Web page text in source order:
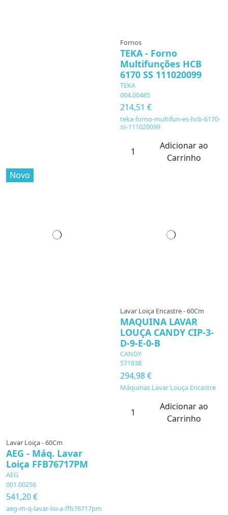
Fornos
TEKA - Forno
Multifunções HCB
6170 SS 111020099
TEKA
004.00485
214,51 €
teka-forno-multifun-es-hcb-6170-
ss-111020099
Adicionar ao
Carrinho
Novo
Lavar Loiça - 60Cm
AEG - Máq. Lavar
Loiça FFB76717PM
AEG
001.00256
541,20 €
aeg-m-q-lavar-loi-a-ffb76717pm
Lavar Loiça Encastre - 60Cm
MAQUINA LAVAR
LOUÇA CANDY CIP-3-
D-9-E-0-B
CANDY
571838
294,98 €
Máquinas Lavar Louça Encastre
Adicionar ao
Carrinho